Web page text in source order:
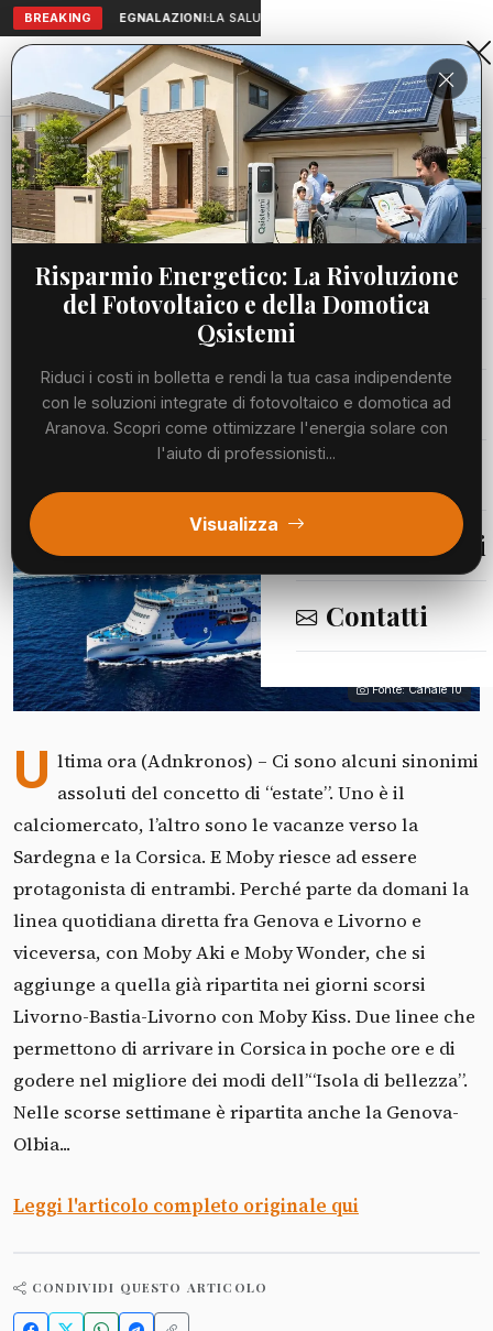
BREAKING SEGNALAZIONI:LA SALUTE A PORTATA DI MANO:
Aranova • NET
PORTALE UTILE AL TERRITORIO
Home
Cronaca
Viabilità
Meteo
Segnalazioni
Contatti
Cronaca Moby dà il fischio d'inizio dell'estate con la...
CRONACA
Moby dà il fischio d'inizio
dell'estate con la sigla di
'Calciomercato-L'originale'
MERCOLEDÌ, 03 GIUGNO 2026
46 LETTURE
Fonte: Canale 10
U ltima ora (Adnkronos) – Ci sono alcuni sinonimi
assoluti del concetto di “estate”. Uno è il
calciomercato, l’altro sono le vacanze verso la
Sardegna e la Corsica. E Moby riesce ad essere
protagonista di entrambi. Perché parte da domani la
linea quotidiana diretta fra Genova e Livorno e
viceversa, con Moby Aki e Moby Wonder, che si
aggiunge a quella già ripartita nei giorni scorsi
Livorno-Bastia-Livorno con Moby Kiss. Due linee che
permettono di arrivare in Corsica in poche ore e di
godere nel migliore dei modi dell’“Isola di bellezza”.
Nelle scorse settimane è ripartita anche la Genova-
Olbia...
Leggi l'articolo completo originale qui
CONDIVIDI QUESTO ARTICOLO
Risparmio Energetico: La Rivoluzione
del Fotovoltaico e della Domotica
Qsistemi
Riduci i costi in bolletta e rendi la tua casa indipendente
con le soluzioni integrate di fotovoltaico e domotica ad
Aranova. Scopri come ottimizzare l'energia solare con
l'aiuto di professionisti...
Visualizza